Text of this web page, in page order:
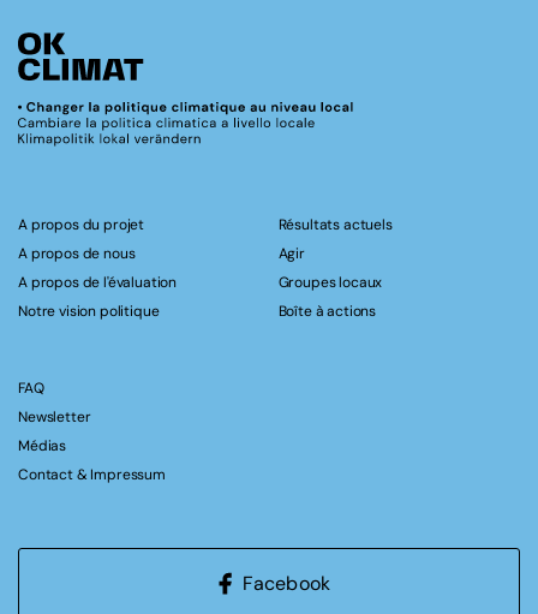
A propos du projet
A propos de nous
A propos de l'évaluation
Notre vision politique
Résultats actuels
Agir
Groupes locaux
Boîte à actions
FAQ
Newsletter
Médias
Contact & Impressum
Facebook